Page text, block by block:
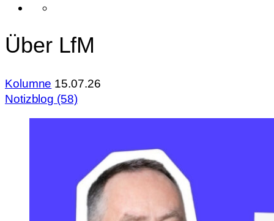
Über LfM
Kolumne 15.07.26
Notizblog (58)